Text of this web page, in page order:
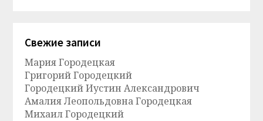
Свежие записи
Мария Городецкая
Григорий Городецкий
Городецкий Иустин Александрович
Амалия Леопольдовна Городецкая
Михаил Городецкий